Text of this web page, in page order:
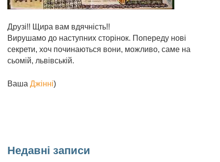
Друзі!! Щира вам вдячність!!
Вирушамо до наступних сторінок. Попереду нові
секрети, хоч починаються вони, можливо, саме на
сьомій, львівській.
Ваша Джінні)
Недавні записи